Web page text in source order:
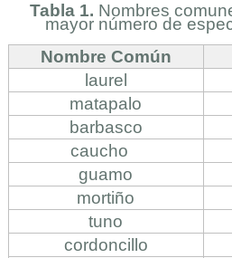
Tabla 1. Nombres
mayor número de
Nombre Común
laurel
matapalo
barbasco
caucho
guamo
mortiño
tuno
cordoncillo